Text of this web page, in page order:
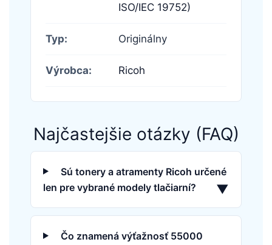
ISO/IEC 19752)
Typ: Originálny
Výrobca: Ricoh
Najčastejšie otázky (FAQ)
Sú tonery a atramenty Ricoh určené
len pre vybrané modely tlačiarní?
▼
Čo znamená výťažnosť 55000